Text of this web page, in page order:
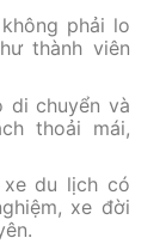
phải lo
thành viên
di chuyển và
thoải mái,
du lịch có
xe đời